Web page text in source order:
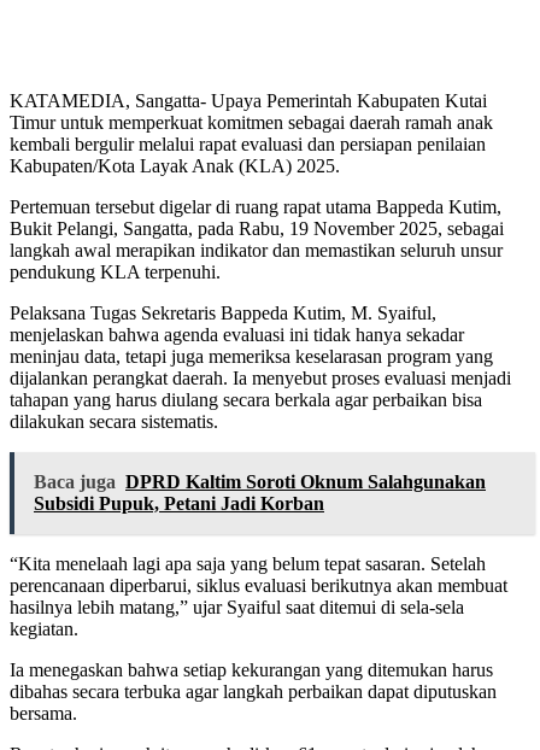
KATAMEDIA, Sangatta- Upaya Pemerintah Kabupaten Kutai
Timur untuk memperkuat komitmen sebagai daerah ramah anak
kembali bergulir melalui rapat evaluasi dan persiapan penilaian
Kabupaten/Kota Layak Anak (KLA) 2025.
Pertemuan tersebut digelar di ruang rapat utama Bappeda Kutim,
Bukit Pelangi, Sangatta, pada Rabu, 19 November 2025, sebagai
langkah awal merapikan indikator dan memastikan seluruh unsur
pendukung KLA terpenuhi.
Pelaksana Tugas Sekretaris Bappeda Kutim, M. Syaiful,
menjelaskan bahwa agenda evaluasi ini tidak hanya sekadar
meninjau data, tetapi juga memeriksa keselarasan program yang
dijalankan perangkat daerah. Ia menyebut proses evaluasi menjadi
tahapan yang harus diulang secara berkala agar perbaikan bisa
dilakukan secara sistematis.
Baca juga DPRD Kaltim Soroti Oknum Salahgunakan
Subsidi Pupuk, Petani Jadi Korban
“Kita menelaah lagi apa saja yang belum tepat sasaran. Setelah
perencanaan diperbarui, siklus evaluasi berikutnya akan membuat
hasilnya lebih matang,” ujar Syaiful saat ditemui di sela-sela
kegiatan.
Ia menegaskan bahwa setiap kekurangan yang ditemukan harus
dibahas secara terbuka agar langkah perbaikan dapat diputuskan
bersama.